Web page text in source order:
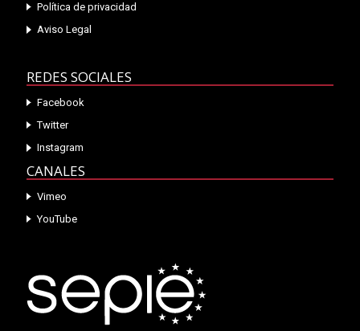
Política de privacidad
Aviso Legal
REDES SOCIALES
Facebook
Twitter
Instagram
CANALES
Vimeo
YouTube